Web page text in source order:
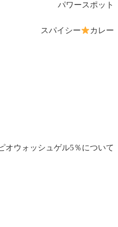
パワースポット
スパイシー カレー
オウォッシュゲル5％について